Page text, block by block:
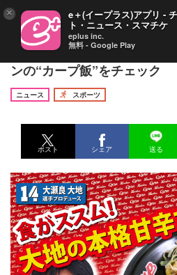
選手プロデュースから地元
ンの“カープ飯”をチェック
ニュース
スポーツ
ポスト シェア 送る
× e＋(イープラス)アプリ -
ト・ニュース・スマチケ
eplus inc.
無料 - Google Play